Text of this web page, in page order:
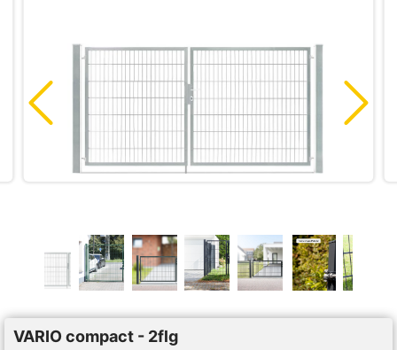
VARIO compact - 2flg